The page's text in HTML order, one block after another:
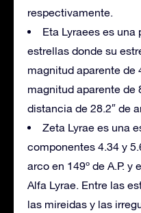
respectivamente.
Eta Lyraees es
estrellas donde su
magnitud aparente de
magnitud aparente de
distancia de 28.2″ de
Zeta Lyrae es una
componentes 4.34 y
arco en 149º de A.P.
Alfa Lyrae. Entre las
las mireidas y las